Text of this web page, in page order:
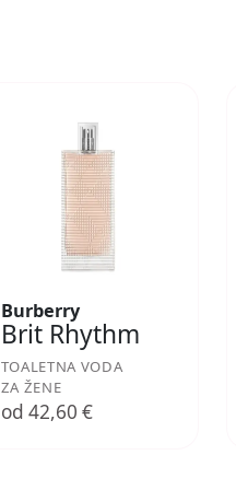
Burberry
Brit Rhythm
TOALETNA VODA
ZA ŽENE
od 42,60 €